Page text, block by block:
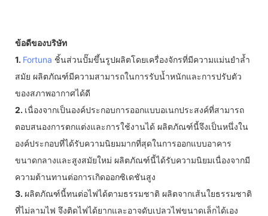
ข้อดีของบริษัท
1. Fortuna ชิ้นส่วนปั๊มขึ้นรูปผลิตโดยเครื่องจักรที่มีความแม่นยำล้ำ
สมัย ผลิตภัณฑ์มีความสามารถในการรับน้ำหนักและการปรับตัว
ของสภาพอากาศได้ดี
2. เนื่องจากเป็นองค์ประกอบการออกแบบอเนกประสงค์ที่สามารถ
ตอบสนองการตกแต่งและการใช้งานได้ ผลิตภัณฑ์นี้จึงเป็นหนึ่งใน
องค์ประกอบที่ได้รับความนิยมมากที่สุดในการออกแบบอาคาร
ขนาดกลางและสูงสมัยใหม่ ผลิตภัณฑ์นี้ได้รับความนิยมเนื่องจากมี
ความต้านทานต่อการเกิดออกซิเดชันสูง
3. ผลิตภัณฑ์นี้ทนต่อไฟได้ตามธรรมชาติ ผลิตจากเส้นใยธรรมชาติ
ที่ไม่ลามไฟ จึงติดไฟได้ยากและอาจดับเปลวไฟขนาดเล็กได้เอง